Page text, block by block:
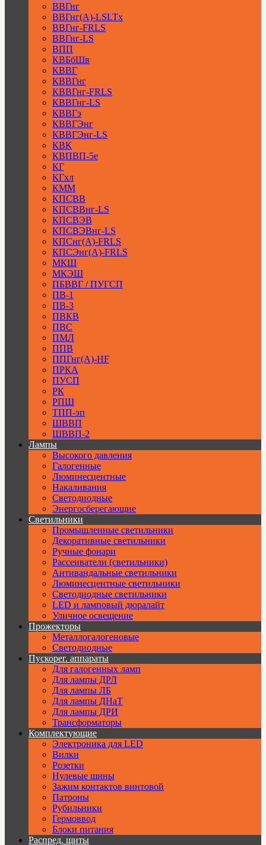
ВВГнг
ВВГнг(А)-LSLTx
ВВГнг-FRLS
ВВГнг-LS
ВПП
КВБбШв
КВВГ
КВВГнг
КВВГнг-FRLS
КВВГнг-LS
КВВГэ
КВВГЭнг
КВВГЭнг-LS
КВК
КВПВП-5е
КГ
КГхл
КММ
КПСВВ
КПСВВнг-LS
КПСВЭВ
КПСВЭВнг-LS
КПСнг(А)-FRLS
КПСЭнг(А)-FRLS
МКШ
МКЭШ
ПБВВГ / ПУГСП
ПВ-1
ПВ-3
ПВКВ
ПВС
ПМЛ
ППВ
ППГнг(А)-HF
ПРКА
ПУСП
РК
РПШ
ТПП-эп
ШВВП
ШВВП-2
Лампы
Высокого давления
Галогенные
Люминесцентные
Накаливания
Светодиодные
Энергосберегающие
Светильники
Промышленные светильники
Декоративные светильники
Ручные фонари
Рассеиватели (светильники)
Антивандальные светильники
Люминесцентные светильники
Cветодиодные светильники
LED и ламповый дюралайт
Уличное освещение
Прожекторы
Металлогалогеновые
Светодиодные
Пускорег. аппараты
Для галогенных ламп
Для лампы ДРЛ
Для лампы ЛБ
Для лампы ДНаТ
Для лампы ДРИ
Трансформаторы
Комплектующие
Электроника для LED
Вилки
Розетки
Нулевые шины
Зажим контактов винтовой
Патроны
Рубильники
Гермоввод
Блоки питания
Распред. щиты